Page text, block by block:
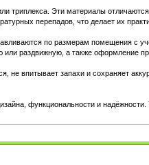
триплекса. Эти материалы
перепадов, что делает их
по размерам помещения с
или раздвижную, а также оформление
не впитывает запахи и сохраняет
функциональности и